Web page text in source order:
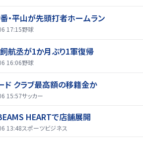
・平山が先頭打者ホームラン
17:15野球
飼航丞が1か月ぶり1軍復帰
16:06野球
ド クラブ最高額の移籍金か
15:57サッカー
HEARTで店舗展開
13:48スポーツビジネス